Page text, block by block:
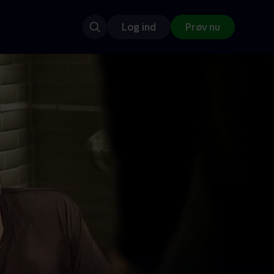
Log ind Prøv nu